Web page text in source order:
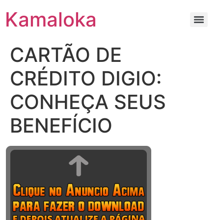
Kamaloka
CARTÃO DE
CRÉDITO DIGIO:
CONHEÇA SEUS
BENEFÍCIO